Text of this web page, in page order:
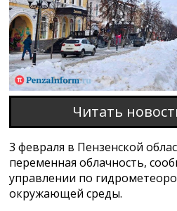
Читать
3 февраля в Пензенской
переменная облачность,
управлении по
окружающей среды.